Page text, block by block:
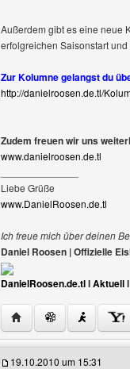
Außerdem gibt es eine neue
erfolgreichen Saisonstart
Zur Kolumne gelangst du
http://danielroosen.de.tl/
Zudem freuen wir uns
www.danielroosen.de.tl
Liebe Grüße
www.DanielRoosen.de.tl
Ich freue mich über deinen
Daniel Roosen | Offizielle
DanielRoosen.de.tlIAktuell
Website dieses
19.10.2010 um 15:31